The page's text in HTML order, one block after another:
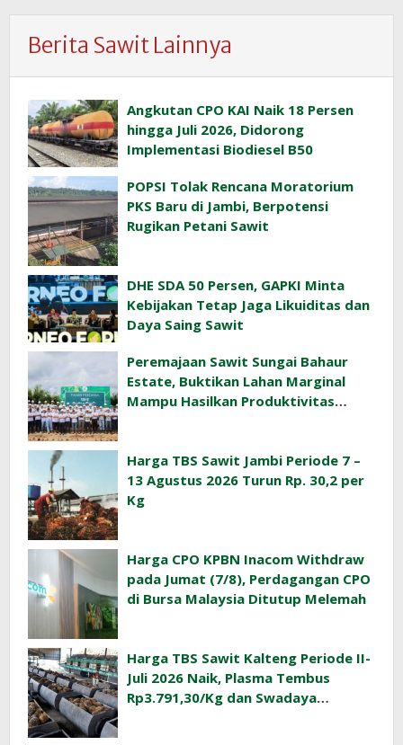
Berita Sawit Lainnya
Angkutan CPO KAI Naik 18 Persen
hingga Juli 2026, Didorong
Implementasi Biodiesel B50
POPSI Tolak Rencana Moratorium
PKS Baru di Jambi, Berpotensi
Rugikan Petani Sawit
DHE SDA 50 Persen, GAPKI Minta
Kebijakan Tetap Jaga Likuiditas dan
Daya Saing Sawit
Peremajaan Sawit Sungai Bahaur
Estate, Buktikan Lahan Marginal
Mampu Hasilkan Produktivitas
Harga TBS Sawit Jambi Periode 7 –
13 Agustus 2026 Turun Rp. 30,2 per
Kg
Harga CPO KPBN Inacom Withdraw
pada Jumat (7/8), Perdagangan CPO
di Bursa Malaysia Ditutup Melemah
Harga TBS Sawit Kalteng Periode II-
Juli 2026 Naik, Plasma Tembus
Rp3.791,30/Kg dan Swadaya